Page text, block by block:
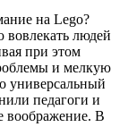
на Lego?
вовлекать людей
при этом
и мелкую
универсальный
педагоги и
воображение. В